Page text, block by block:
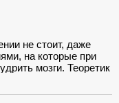
не жалею, что
за помощью.
не стоит, даже
на которые при
мозги. Теоретик
нормальный,
и обленился.